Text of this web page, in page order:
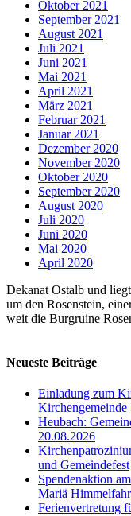
Oktober 2021
September 2021
August 2021
Juli 2021
Juni 2021
Mai 2021
April 2021
März 2021
Februar 2021
Januar 2021
Dezember 2020
November 2020
Oktober 2020
September 2020
August 2020
Juli 2020
Juni 2020
Mai 2020
April 2020
Dekanat Ostalb und
um den Rosenstein,
weit die Burgruine
Neueste Beiträge
Einladung zum
Kirchengemeinde
Heubach:
20.08.2026
und Gemeindefest
Spendenaktion
Mariä
Ferienvertretung